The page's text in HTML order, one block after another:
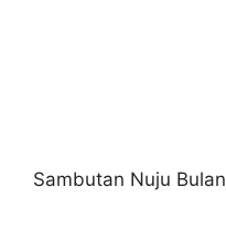
Sambutan Nuju Bulan